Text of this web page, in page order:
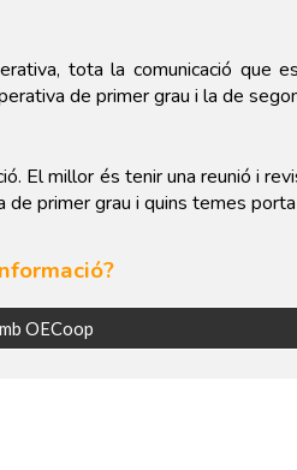
tota la comunicació que
de primer grau i la de
El millor és tenir una reunió i
primer grau i quins temes
OECoop